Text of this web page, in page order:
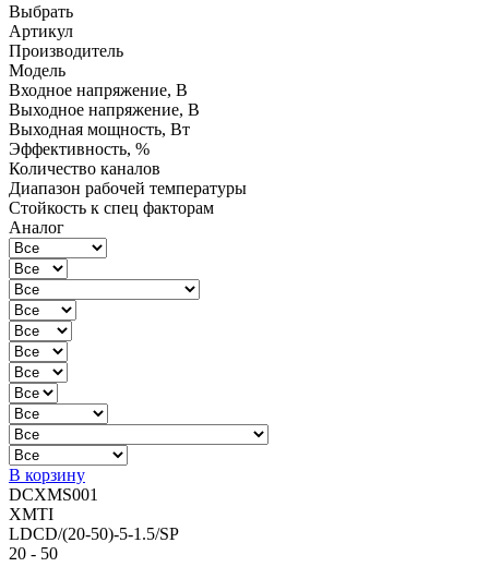
Выбрать
Артикул
Производитель
Модель
Входное напряжение, В
Выходное напряжение, В
Выходная мощность, Вт
Эффективность, %
Количество каналов
Диапазон рабочей температуры
Стойкость к спец факторам
Аналог
В корзину
DCXMS001
XMTI
LDCD/(20-50)-5-1.5/SP
20 - 50